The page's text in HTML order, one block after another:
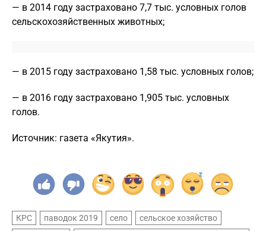
— в 2014 году застраховано 7,7 тыс. условных голов
сельскохозяйственных животных;
— в 2015 году застраховано 1,58 тыс. условных голов;
— в 2016 году застраховано 1,905 тыс. условных
голов.
Источник: газета «Якутия».
КРС паводок 2019 село сельское хозяйство